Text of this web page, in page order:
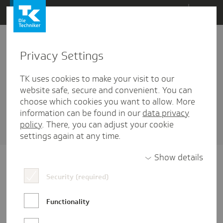
Direkt
Inhalt
Social Media
2 Artikel diesem Schlagwort zugehörig
Sortieren nach DatumoderBeliebtheit
Privacy Settings
TK uses cookies to make your visit to our
website safe, secure and convenient. You can
choose which cookies you want to allow. More
information can be found in our data privacy
policy. There, you can adjust your cookie
settings again at any time.
Show details
Security (required)
Functionality